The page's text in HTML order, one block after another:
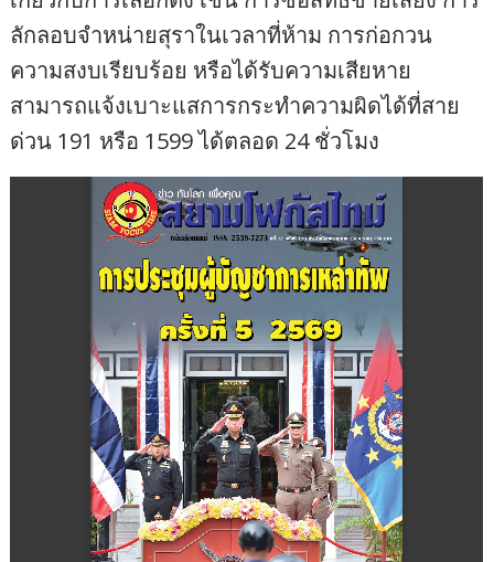
ลักลอบจำหน่ายสุราในเวลาที่ห้าม การก่อกวน
ความสงบเรียบร้อย หรือได้รับความเสียหาย
สามารถแจ้งเบาะแสการกระทำความผิดได้ที่สาย
ด่วน 191 หรือ 1599 ได้ตลอด 24 ชั่วโมง